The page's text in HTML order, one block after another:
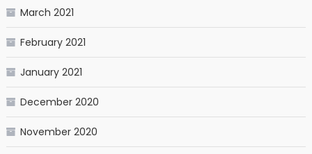
March 2021
February 2021
January 2021
December 2020
November 2020